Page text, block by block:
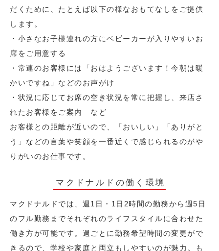
だくために、たとえば以下の様なおもてなしをご提供
します。
・小さなお子様連れの方にベビーカーが入りやすいお
席をご用意する
・常連のお客様には「おはようございます！今朝は暖
かいですね」などのお声がけ
・状況に応じてお席の空き状況を常に把握し、来店さ
れたお客様をご案内 など
お客様との距離が近いので、「おいしい」「ありがと
う」などの言葉や笑顔を一番近くで感じられるのがや
りがいのお仕事です。
マクドナルドの働く環境
マクドナルドでは、週1日・1日2時間の勤務から週5日
のフル勤務までそれぞれのライフスタイルに合わせた
働き方が可能です。週ごとに勤務希望時間の変更がで
きるので、学校や家庭と両立もしやすいのが魅力。も